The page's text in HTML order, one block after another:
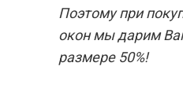
Поэтому при
окон мы дарим
размере 50%!